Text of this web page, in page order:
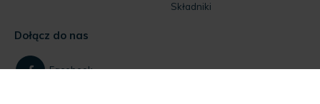
Składniki
Dołącz do nas
Facebook